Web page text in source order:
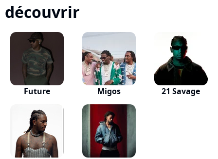
découvrir
Future Migos 21 Savage